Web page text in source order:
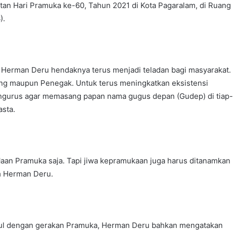
Hari Pramuka ke-60, Tahun 2021 di Kota Pagaralam, di Ruang
Deru hendaknya terus menjadi teladan bagi masyarakat.
maupun Penegak. Untuk terus meningkatkan eksistensi
agar memasang papan nama gugus depan (Gudep) di tiap-
Pramuka saja. Tapi jiwa kepramukaan juga harus ditanamkan
Herman Deru.
dengan gerakan Pramuka, Herman Deru bahkan mengatakan